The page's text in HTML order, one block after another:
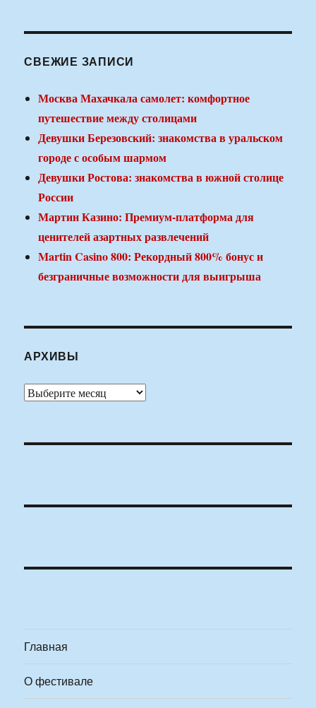
СВЕЖИЕ ЗАПИСИ
Москва Махачкала самолет: комфортное
путешествие между столицами
Девушки Березовский: знакомства в уральском
городе с особым шармом
Девушки Ростова: знакомства в южной столице
России
Мартин Казино: Премиум-платформа для
ценителей азартных развлечений
Martin Casino 800: Рекордный 800% бонус и
безграничные возможности для выигрыша
АРХИВЫ
Архивы
Главная
О фестивале